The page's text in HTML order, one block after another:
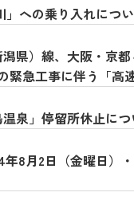
への乗り入れにつ
県）線、大阪・京
緊急工事に伴う「高
泉」停留所休止につ
8月2日（金曜日）